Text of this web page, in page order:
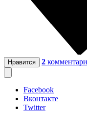
Нравится 2
Facebook
Вконтакте
Twitter